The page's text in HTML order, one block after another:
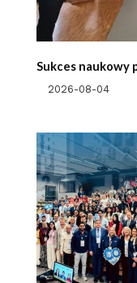
Sukces naukowy
2026-08-04